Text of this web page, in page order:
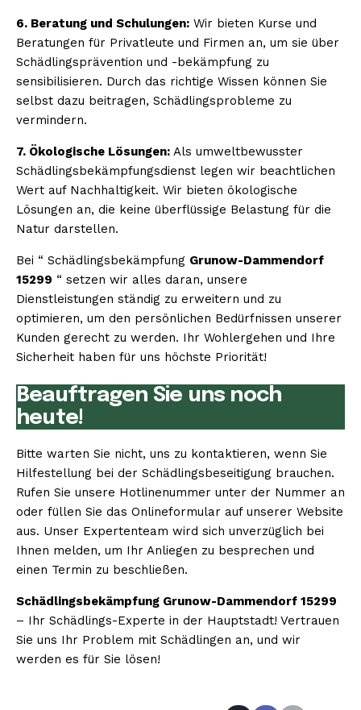
6. Beratung und Schulungen: Wir bieten Kurse und
Beratungen für Privatleute und Firmen an, um sie über
Schädlingsprävention und -bekämpfung zu
sensibilisieren. Durch das richtige Wissen können Sie
selbst dazu beitragen, Schädlingsprobleme zu
vermindern.
7. Ökologische Lösungen: Als umweltbewusster
Schädlingsbekämpfungsdienst legen wir beachtlichen
Wert auf Nachhaltigkeit. Wir bieten ökologische
Lösungen an, die keine überflüssige Belastung für die
Natur darstellen.
Bei “ Schädlingsbekämpfung Grunow-Dammendorf
15299 “ setzen wir alles daran, unsere
Dienstleistungen ständig zu erweitern und zu
optimieren, um den persönlichen Bedürfnissen unserer
Kunden gerecht zu werden. Ihr Wohlergehen und Ihre
Sicherheit haben für uns höchste Priorität!
Beauftragen Sie uns noch
heute!
Bitte warten Sie nicht, uns zu kontaktieren, wenn Sie
Hilfestellung bei der Schädlingsbeseitigung brauchen.
Rufen Sie unsere Hotlinenummer unter der Nummer an
oder füllen Sie das Onlineformular auf unserer Website
aus. Unser Expertenteam wird sich unverzüglich bei
Ihnen melden, um Ihr Anliegen zu besprechen und
einen Termin zu beschließen.
Schädlingsbekämpfung Grunow-Dammendorf 15299
– Ihr Schädlings-Experte in der Hauptstadt! Vertrauen
Sie uns Ihr Problem mit Schädlingen an, und wir
werden es für Sie lösen!